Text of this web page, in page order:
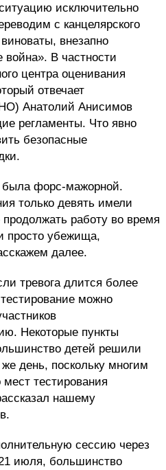
исключительно
с канцелярского
внезапно
война». В частности
центра оценивания
отвечает
Анатолий Анисимов
регламенты. Что явно
безопасные
была форс-мажорной.
только девять имели
работу во время
просто убежища,
далее.
тревога длится более
можно
Некоторые пункты
детей решили
день, поскольку многим
тестирования
нашему
сессию через
июля, большинство